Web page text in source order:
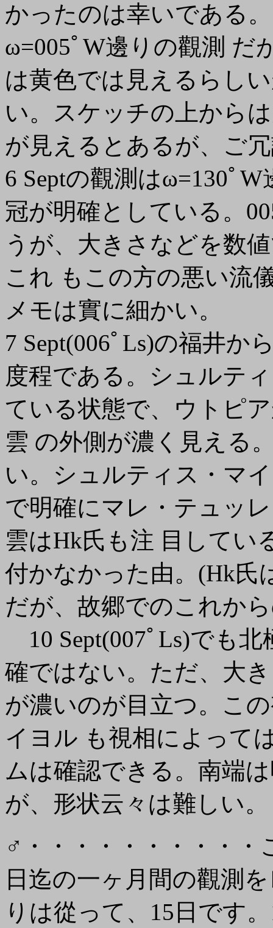
かったのは幸いである
ω=005ﾟW邊りの觀測 だ
は黄色では見えるらし
い。スケッチの上から
が見えるとあるが、ご
6 Septの觀測はω=130ﾟ
冠が明確としている。
うが、大きさなどを数
これ もこの方の悪い流
メモは實に細かい。
7 Sept(006ﾟLs)の福井か
度程である。シュルテ
ている状態で、ウトピ
雲 の外側が濃く見える
い。シュルティス・マ
で明確にマレ・テュッ
雲はHk氏も注 目してい
付かなかった由。(Hk氏
だが、故郷でのこれか
10 Sept(007ﾟLs)でも
確ではない。ただ、大
が濃いのが目立つ。こ
イヨル も視相によって
ムは確認できる。南端
が、形状云々は難しい。
♂・・・・・・・・・・
日迄の一ヶ月間の觀測
りは從って、15日です